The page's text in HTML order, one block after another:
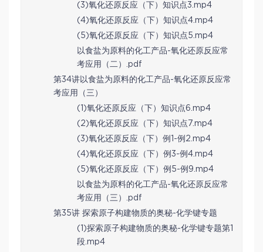
(3)氧化还原反应（下）知识点3.mp4
(4)氧化还原反应（下）知识点4.mp4
(5)氧化还原反应（下）知识点5.mp4
以食盐为原料的化工产品-氧化还原反应常
考应用（二）.pdf
第34讲以食盐为原料的化工产品-氧化还原反应常
考应用（三）
(1)氧化还原反应（下）知识点6.mp4
(2)氧化还原反应（下）知识点7.mp4
(3)氧化还原反应（下）例1-例2.mp4
(4)氧化还原反应（下）例3-例4.mp4
(5)氧化还原反应（下）例5-例9.mp4
以食盐为原料的化工产品-氧化还原反应常
考应用（三）.pdf
第35讲 探索原子构建物质的奥秘-化学键专题
(1)探索原子构建物质的奥秘-化学键专题第1
段.mp4